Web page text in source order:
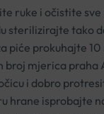
ruke i očistite
sterilizirajte tako
piće prokuhajte
broj mjerica praha
i dobro
hrane isprobajte